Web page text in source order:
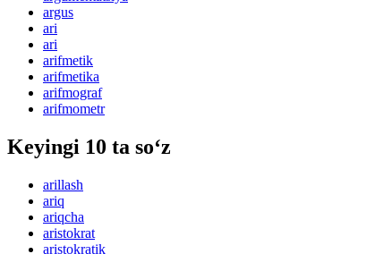
argus
ari
ari
arifmetik
arifmetika
arifmograf
arifmometr
Keyingi 10 ta so‘z
arillash
ariq
ariqcha
aristokrat
aristokratik